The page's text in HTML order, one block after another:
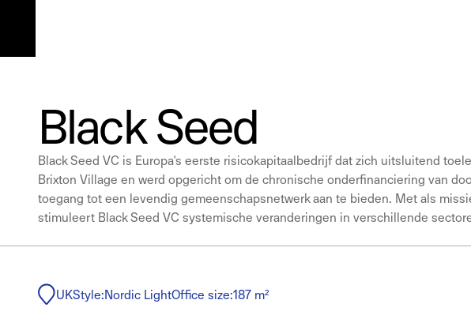
Black Seed
Black Seed VC is Europa's eerste risicokapitaalbedrijf dat zich uitsluitend
Brixton Village en werd opgericht om de chronische onderfinanciering van
toegang tot een levendig gemeenschapsnetwerk aan te bieden. Met als
stimuleert Black Seed VC systemische veranderingen in verschillende
UKStyle:Nordic LightOffice size:187 m²